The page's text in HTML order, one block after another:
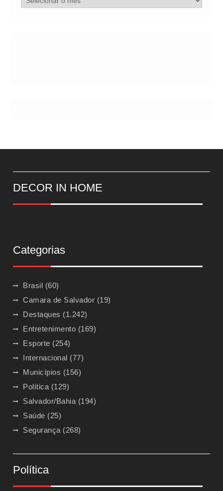
de
DECOR IN HOME
Categorias
Brasil (60)
Camara de Salvador (19)
Destaques (1.242)
Entretenimento (169)
Esporte (254)
Internacional (77)
Municípios (156)
Política (129)
Salvador/Bahia (194)
Saúde (25)
Segurança (268)
Política